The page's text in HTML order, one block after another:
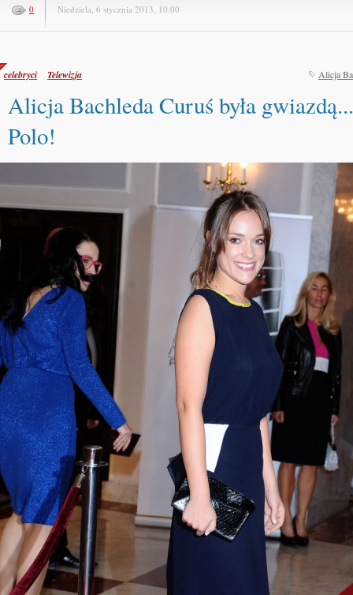
0 Niedziela, 6 stycznia 2013, 10:00
celebryci Telewizja Alicja
Alicja Bachleda Curuś była
Polo!